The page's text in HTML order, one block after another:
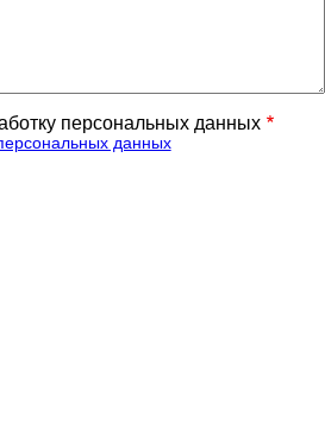
персональных данных
данных